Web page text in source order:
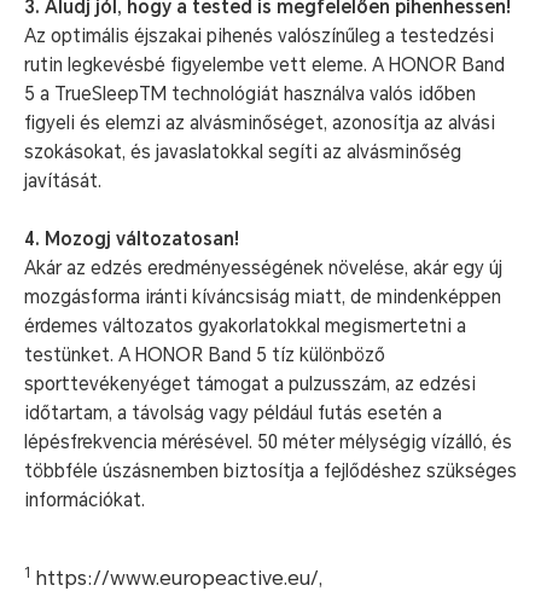
3. Aludj jól, hogy a tested is megfelelően pihenhessen!
Az optimális éjszakai pihenés valószínűleg a testedzési
rutin legkevésbé figyelembe vett eleme. A HONOR Band
5 a TrueSleepTM technológiát használva valós időben
figyeli és elemzi az alvásminőséget, azonosítja az alvási
szokásokat, és javaslatokkal segíti az alvásminőség
javítását.
4. Mozogj változatosan!
Akár az edzés eredményességének növelése, akár egy új
mozgásforma iránti kíváncsiság miatt, de mindenképpen
érdemes változatos gyakorlatokkal megismertetni a
testünket. A HONOR Band 5 tíz különböző
sporttevékenyéget támogat a pulzusszám, az edzési
időtartam, a távolság vagy például futás esetén a
lépésfrekvencia mérésével. 50 méter mélységig vízálló, és
többféle úszásnemben biztosítja a fejlődéshez szükséges
információkat.
1 https://www.europeactive.eu/,